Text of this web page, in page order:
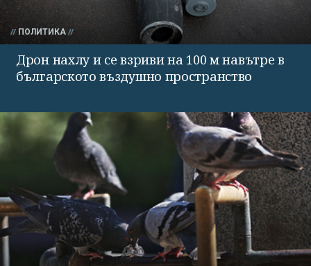
ПОЛИТИКА
Дрон нахлу и се взриви на 100 м навътре в
българското въздушно пространство